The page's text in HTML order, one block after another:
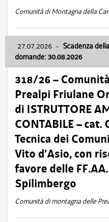
Comunità di Montagna della
27.07.2026 - Scadenza
domande: 30.08.2026
318/26 –
Prealpi Friulane
di ISTRUTTORE
CONTABILE – cat.
Tecnica dei
Vito d’Asio, con
favore delle
Spilimbergo
Comunità di montagna delle